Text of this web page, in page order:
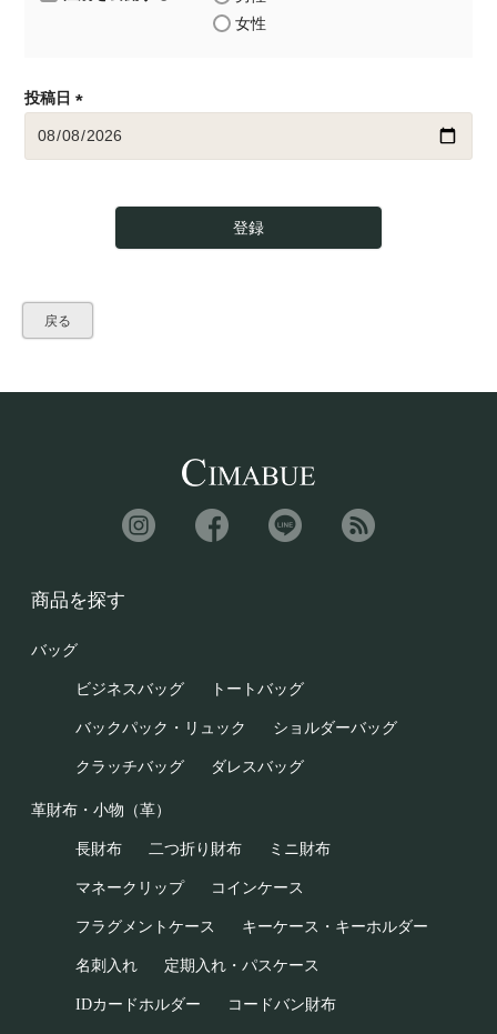
女性
投稿日
(
必
登録
戻る
商品を探す
バッグ
ビジネスバッグ トートバッグ
バックパック・リュック ショルダーバッグ
クラッチバッグ ダレスバッグ
革財布・小物（革）
長財布 二つ折り財布 ミニ財布
マネークリップ コインケース
フラグメントケース キーケース・キーホルダー
名刺入れ 定期入れ・パスケース
IDカードホルダー コードバン財布